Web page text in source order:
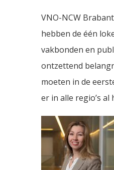
VNO-NCW
hebben de één
vakbonden en
ontzettend
moeten in de
er in alle regio’s